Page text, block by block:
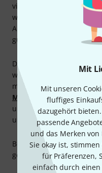
Mit
Mit unseren
fluffiges
dazugehört
passende
und das Merken
Sie okay ist,
für Präferenzen,
einfach durch einen
vielen verschiedenen
wo liegen die
Auswahlmöglichkeiten?
gutes Mikrofon ausgeben?
Dieser Kaufratgeber
wenn du Kleinmembran-
möchtest. In unserem
Mikrofoneund den
um das Thema Mikrofone
und Anregungen.
Bei weiteren Fragen
gerne hilfreich zur Seite: